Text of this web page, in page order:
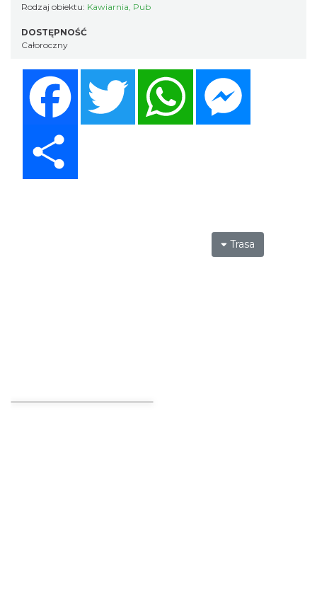
Rodzaj obiektu: Kawiarnia, Pub
DOSTĘPNOŚĆ
Całoroczny
Twitter WhatsApp
Trasa